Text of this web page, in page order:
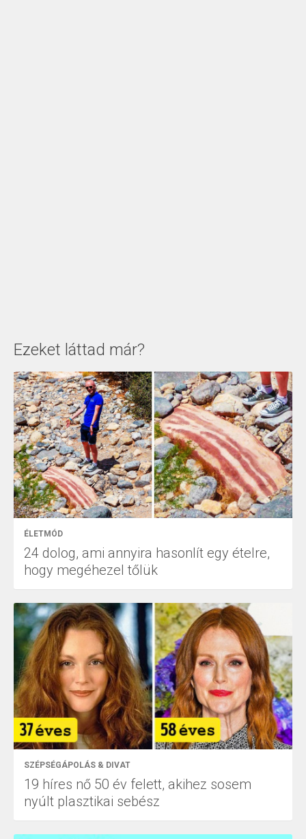
Ezeket láttad már?
ÉLETMÓD
24 dolog, ami annyira hasonlít egy ételre,
hogy megéhezel tőlük
SZÉPSÉGÁPOLÁS & DIVAT
19 híres nő 50 év felett, akihez sosem
nyúlt plasztikai sebész